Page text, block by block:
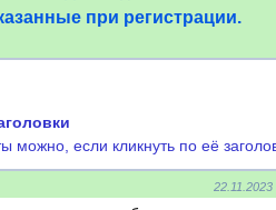
при регистрации.
можно, если кликнуть по её
22.11.2023